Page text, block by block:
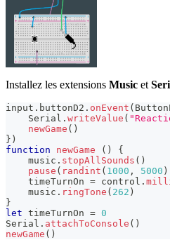
Installez les extensions Music et
input . buttonD2 . onEvent (
Serial . writeValue (
newGame ( )
} )
function
newGame ( )
{
    music
. stopAllSounds ( )
pause ( randint ( 1000 , 5000 )
    timeTurnOn
= control .
    music
. ringTone ( 262 )
}
let timeTurnOn = 0
Serial . attachToConsole ( )
newGame ( )